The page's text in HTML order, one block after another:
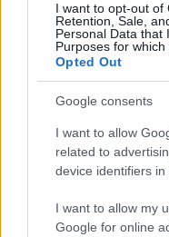
I want to opt-out of
Retention, Sale,
Personal Data that
Purposes for which
Opted Out
Google consents
I want to allow
related to
device identifiers in
I want to allow my
Google for online